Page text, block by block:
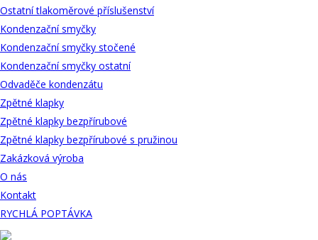
Ostatní tlakoměrové příslušenství
Kondenzační smyčky
Kondenzační smyčky stočené
Kondenzační smyčky ostatní
Odvaděče kondenzátu
Zpětné klapky
Zpětné klapky bezpřírubové
Zpětné klapky bezpřírubové s pružinou
Zakázková výroba
O nás
Kontakt
RYCHLÁ POPTÁVKA